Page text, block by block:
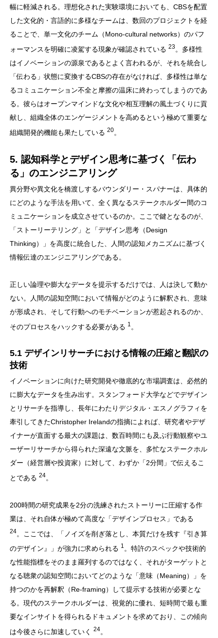
幅に軽減される。理想化された実験環境においても、CBSを配置
した文化的・言語的に多様なチームは、数回のプロジェクトを経
ることで、単一文化のチーム（Mono-cultural networks）のパフ
ォーマンスを明確に凌駕する現象が確認されている 23。多様性
はイノベーションの源泉であるとよく言われるが、それを統合し
「伝わる」状態に変換するCBSの存在がなければ、多様性は単な
るコミュニケーション不全と摩擦の温床に終わってしまうのであ
る。彼らはオープンマインドな文化や相互理解の風土づくりに貢
献し、組織全体のエンゲージメントを高めるという極めて重要な
組織開発的機能も果たしている 20。
5. 認知科学とデザイン思考に基づく「伝わ
る」のエンジニアリング
異分野や異文化を橋渡しするバウンダリー・スパナーは、具体的
にどのような手法を用いて、全く異なるステークホルダー間のコ
ミュニケーションを成立させているのか。ここで鍵となるのが、
「ストーリーテリング」と「デザイン思考（Design
Thinking）」を高度に統合した、人間の認知メカニズムに基づく
情報伝達のエンジニアリングである。
正しい論理や膨大なデータを提示するだけでは、人は決して動か
ない。人間の認知空間において情報がどのように解釈され、意味
が形成され、そして行動へのモチベーションが惹起されるのか、
そのプロセスをハックする必要がある 1 。
5.1 デザインリサーチにおける情報の圧縮と翻訳の
技術
イノベーションに向けた研究開発や徹底的な市場調査は、必然的
に膨大なデータを生み出す。スタンフォード大学などでデザイン
とリサーチを指導し、長年にわたりデジタル・エスノグラフィを
牽引してきたChristopher Irelandの指摘によれば、研究者やデザ
イナーが直面する最大の課題は、数百時間にも及ぶ行動観察やユ
ーザーリサーチから得られた深遠な文脈を、多忙なステークホル
ダー（経営層や投資家）に対して、わずか「2分間」で伝えるこ
とである 24。
200時間の研究成果を2分の洗練されたストーリーに圧縮する作
業は、それ自体が極めて高度な「デザインプロセス」である
24。ここでは、「ノイズを削ぎ落とし、本質だけを残す『引き算
のデザイン』」が強力に求められる 1 。特許のスペックや技術的
な性能指標をそのまま羅列するのではなく、それがターゲットと
なる聴衆の認知空間においてどのような「意味（Meaning）」を
持つのかを再解釈（Re-framing）して提示する技術が必要とな
る。現代のステークホルダーは、視覚的に優れ、短時間で最も重
要なインサイトを得られるドキュメントを求めており、この傾向
は今後さらに加速していく
24。